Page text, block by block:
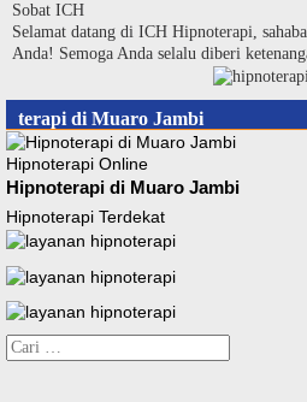
Langsung
ke
konten
Sobat ICH
Selamat datang di ICH Hipnoterapi,
Anda! Semoga Anda selalu diberi
terapi di Muaro Jambi
Hipnoterapi Online
Hipnoterapi di Muaro Jambi
Hipnoterapi Terdekat
Cari
untuk: